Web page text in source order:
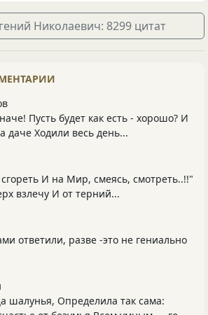
Николаевич: 8299 цитат
Пусть будет как есть - хорошо? И
даче Ходили весь день...
И на Мир, смеясь, смотреть..!!"
взлечу И от терний...
ответили, разве -это не гениально
шалунья, Определила так сама: